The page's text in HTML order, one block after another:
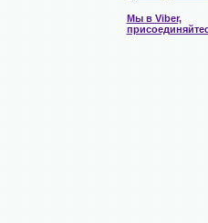
Мы в Viber,